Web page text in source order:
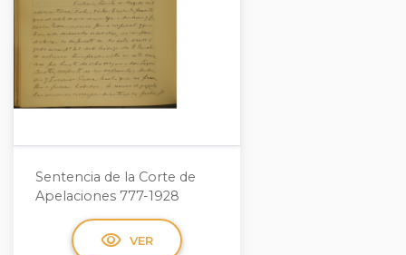
Sentencia de la Corte de
Apelaciones 777-1928
visibility VER